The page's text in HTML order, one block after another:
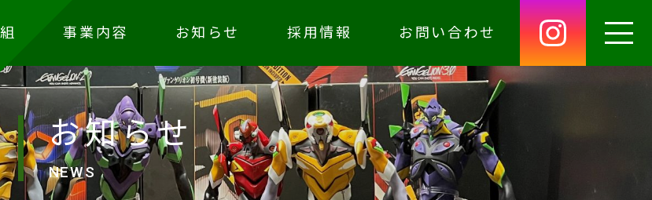
事業内容 お知らせ 採用情報 お問い合わせ
お知らせ
NEWS